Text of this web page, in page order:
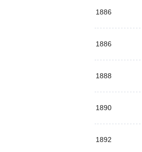
1886
1886
1888
1890
1892